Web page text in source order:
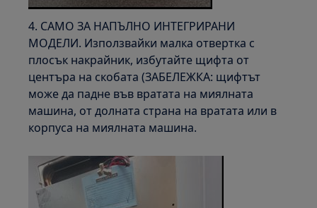
4. САМО ЗА НАПЪЛНО ИНТЕГРИРАНИ
МОДЕЛИ. Използвайки малка отвертка с
плосък накрайник, избутайте щифта от
центъра на скобата (ЗАБЕЛЕЖКА: щифтът
може да падне във вратата на миялната
машина, от долната страна на вратата или в
корпуса на миялната машина.